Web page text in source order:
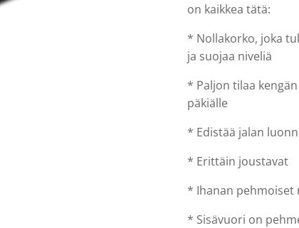
on kaikkea tätä:
* Nollakorko, joka
ja suojaa niveliä
* Paljon tilaa
päkiälle
* Edistää jalan
* Erittäin joustavat
* Ihanan pehmoiset
* Sisävuori on